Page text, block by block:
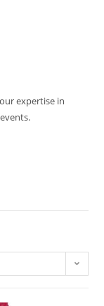
expertise in